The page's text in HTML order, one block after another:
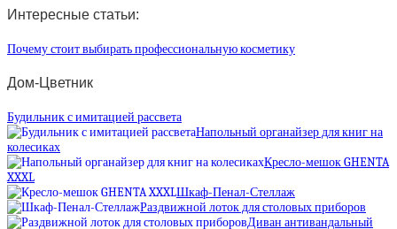
Интересные статьи:
Почему стоит выбирать профессиональную косметику
Дом-Цветник
Будильник с имитацией рассвета
Напольный органайзер для книг на
колесиках
Кресло-мешок GHENTA
XXXL
Шкаф-Пенал-Стеллаж
Раздвижной лоток для столовых приборов
Диван антивандальный